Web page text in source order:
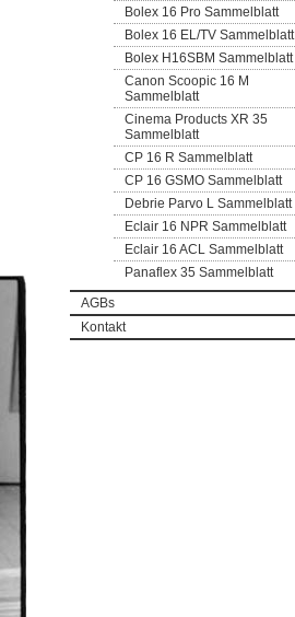
Bolex 16 Pro Sammelblatt
Bolex 16 EL/TV Sammelblatt
Bolex H16SBM Sammelblatt
Canon Scoopic 16 M
Sammelblatt
Cinema Products XR 35
Sammelblatt
CP 16 R Sammelblatt
CP 16 GSMO Sammelblatt
Debrie Parvo L Sammelblatt
Eclair 16 NPR Sammelblatt
Eclair 16 ACL Sammelblatt
Panaflex 35 Sammelblatt
AGBs
Kontakt